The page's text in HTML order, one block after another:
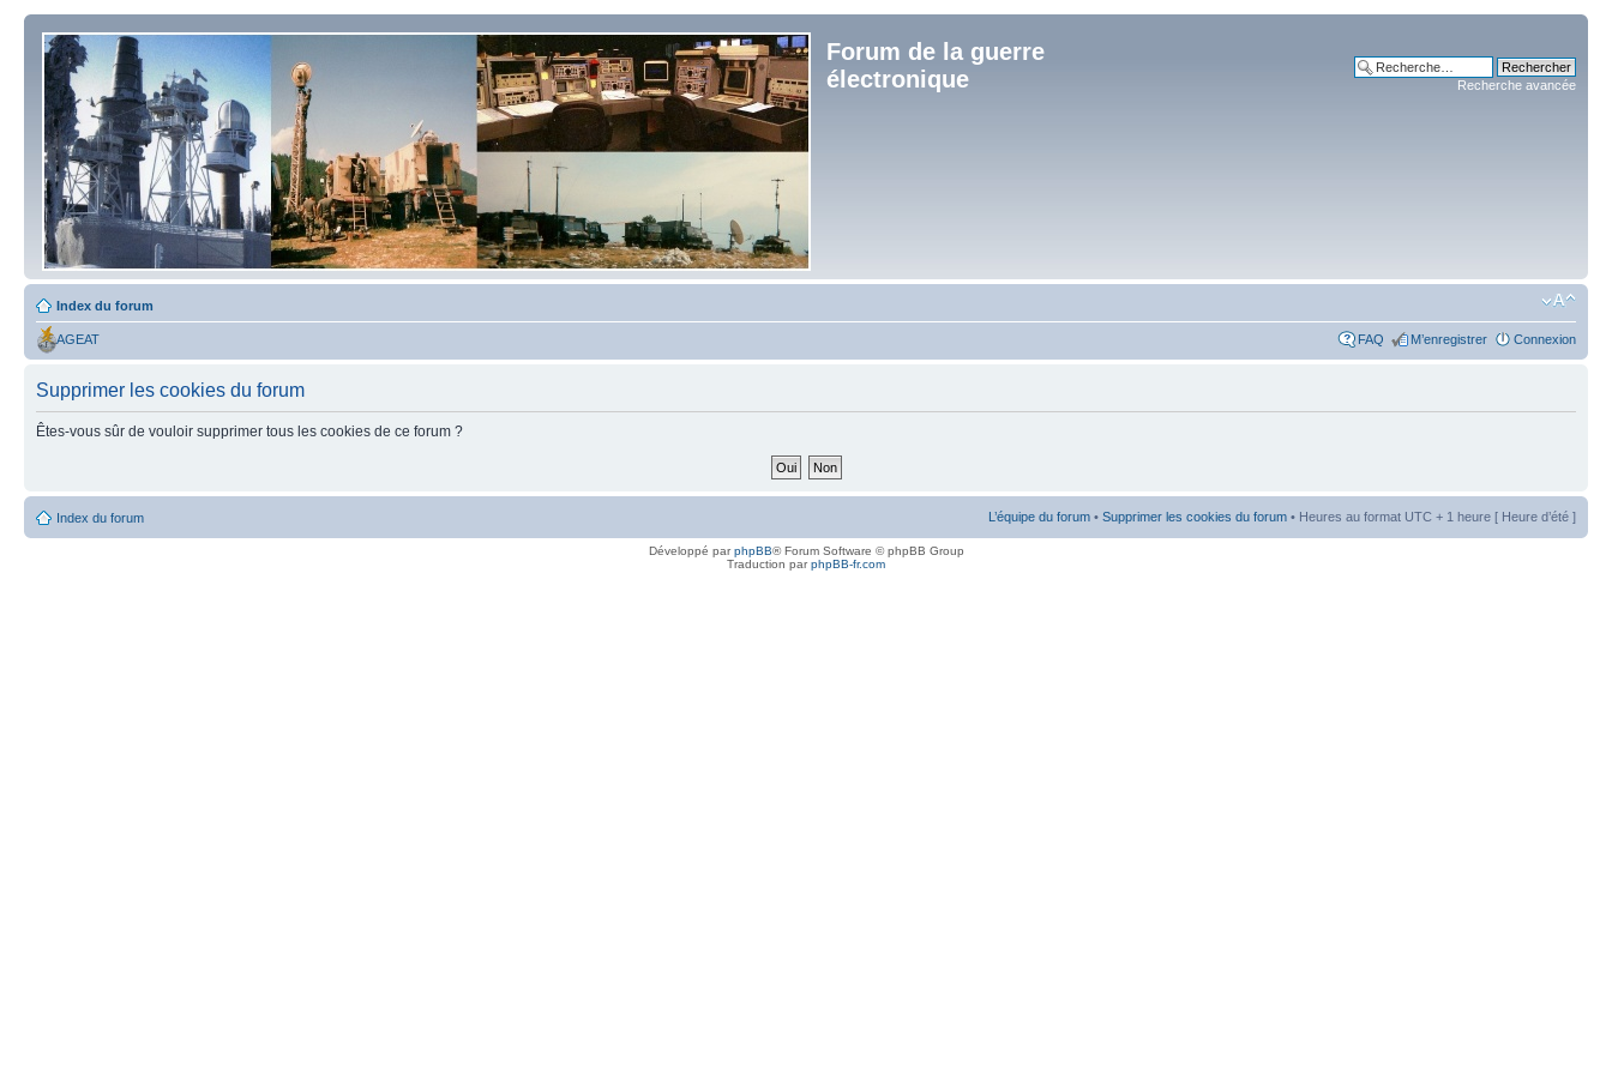
Forum de la guerre
électronique
Recherche avancée
Index du forum
AGEAT FAQ M’enregistrer Connexion
Supprimer les cookies du forum
Êtes-vous sûr de vouloir supprimer tous les cookies de ce forum ?
Index du forum L’équipe du forum • Supprimer les cookies du forum • Heures au format UTC + 1 heure [ Heure d’été ]
Développé parphpBB® Forum Software © phpBB Group
Traduction parphpBB-fr.com